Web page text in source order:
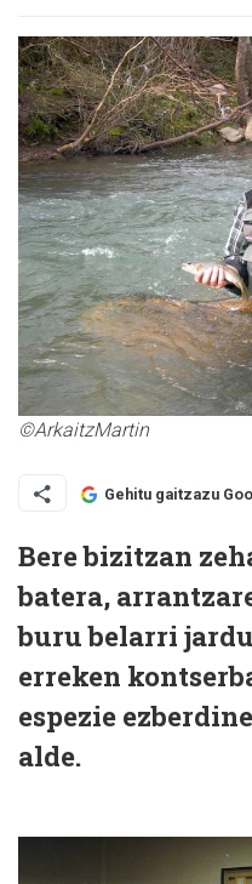
©ArkaitzMartin
Gehitu gaitzazu
Bere bizitzan
batera,
buru belarri
erreken
espezie
alde.